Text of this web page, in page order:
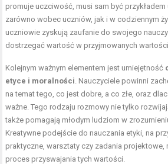
promuje uczciwość, musi sam być
zarówno wobec uczniów, jak i w codziennym
uczniowie zyskują zaufanie do swojego
dostrzegać wartość w przyjmowanych
Kolejnym ważnym elementem jest umiejętność
etyce i moralności . Nauczyciele powinni
na temat tego, co jest dobre, a co złe, oraz
ważne. Tego rodzaju rozmowy nie tylko
także pomagają młodym ludziom w
Kreatywne podejście do nauczania etyki, na
praktyczne, warsztaty czy zadania projektowe,
proces przyswajania tych wartości.